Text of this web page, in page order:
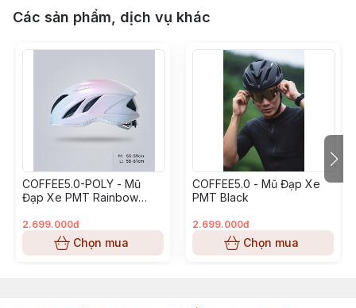
Các sản phẩm, dịch vụ khác
COFFEE5.0-POLY - Mũ
Đạp Xe PMT Rainbow
2.699.000đ
Chọn mua
COFFEE5.0 - Mũ Đạp Xe
PMT Black
2.699.000đ
Chọn mua